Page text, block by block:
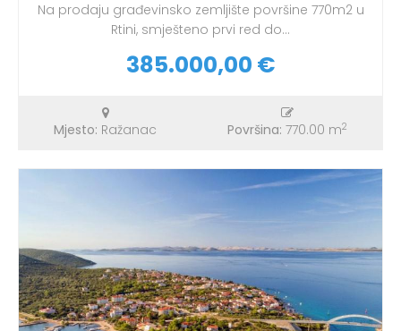
Na prodaju građevinsko zemljište površine 770m2 u
Rtini, smješteno prvi red do...
385.000,00 €
Mjesto: Ražanac Površina: 770.00 m2